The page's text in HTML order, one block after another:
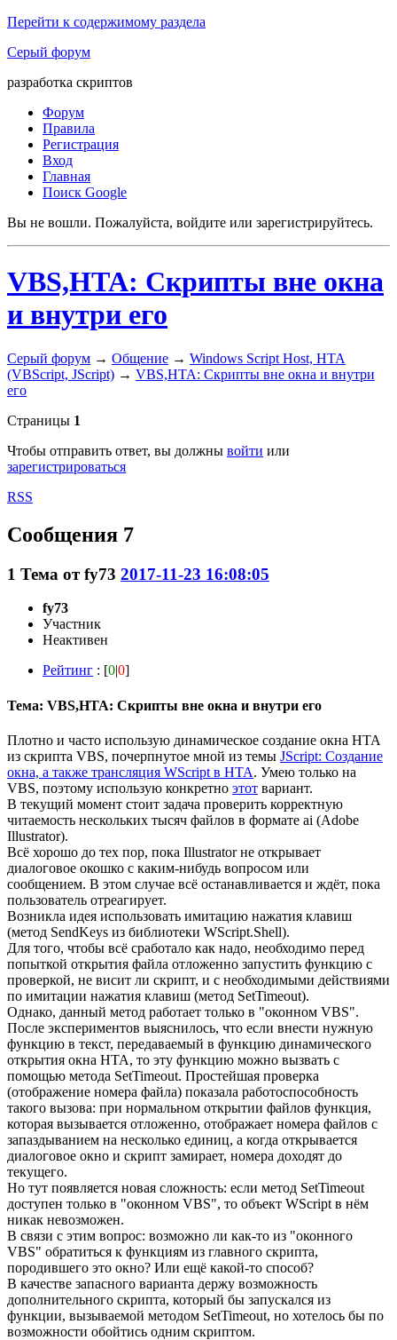
Перейти к содержимому раздела
Серый форум
разработка скриптов
Форум
Правила
Регистрация
Вход
Главная
Поиск Google
Вы не вошли. Пожалуйста, войдите или зарегистрируйтесь.
VBS,HTA: Скрипты вне окна
и внутри его
Серый форум → Общение → Windows Script Host, HTA
(VBScript, JScript) → VBS,HTA: Скрипты вне окна и внутри
его
Страницы 1
Чтобы отправить ответ, вы должны войти или
зарегистрироваться
RSS
Сообщения 7
1 Тема отfy73 2017-11-23 16:08:05
fy73
Участник
Неактивен
Рейтинг : [0|0]
Тема: VBS,HTA: Скрипты вне окна и внутри его
Плотно и часто использую динамическое создание окна HTA
из скрипта VBS, почерпнутое мной из темы JScript: Создание
окна, а также трансляция WScript в HTA. Умею только на
VBS, поэтому использую конкретно этот вариант.
В текущий момент стоит задача проверить корректную
читаемость нескольких тысяч файлов в формате ai (Adobe
Illustrator).
Всё хорошо до тех пор, пока Illustrator не открывает
диалоговое окошко с каким-нибудь вопросом или
сообщением. В этом случае всё останавливается и ждёт, пока
пользователь отреагирует.
Возникла идея использовать имитацию нажатия клавиш
(метод SendKeys из библиотеки WScript.Shell).
Для того, чтобы всё сработало как надо, необходимо перед
попыткой открытия файла отложенно запустить функцию с
проверкой, не висит ли скрипт, и с необходимыми действиями
по имитации нажатия клавиш (метод SetTimeout).
Однако, данный метод работает только в "оконном VBS".
После экспериментов выяснилось, что если внести нужную
функцию в текст, передаваемый в функцию динамического
открытия окна HTA, то эту функцию можно вызвать с
помощью метода SetTimeout. Простейшая проверка
(отображение номера файла) показала работоспособность
такого вызова: при нормальном открытии файлов функция,
которая вызывается отложенно, отображает номера файлов с
запаздыванием на несколько единиц, а когда открывается
диалоговое окно и скрипт замирает, номера доходят до
текущего.
Но тут появляется новая сложность: если метод SetTimeout
доступен только в "оконном VBS", то объект WScript в нём
никак невозможен.
В связи с этим вопрос: возможно ли как-то из "оконного
VBS" обратиться к функциям из главного скрипта,
породившего это окно? Или ещё какой-то способ?
В качестве запасного варианта держу возможность
дополнительного скрипта, который бы запускался из
функции, вызываемой методом SetTimeout, но хотелось бы по
возможности обойтись одним скриптом.